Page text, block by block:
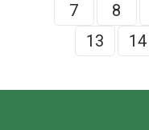
7
8
13
14